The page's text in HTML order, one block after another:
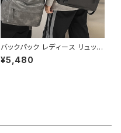
バックパック レディース リュック
春夏 秋冬 春 夏 秋 冬 黒 バッグ
リュックサック かばん 合成皮革
プル バッグパック バック ロゴ ア
¥5,480